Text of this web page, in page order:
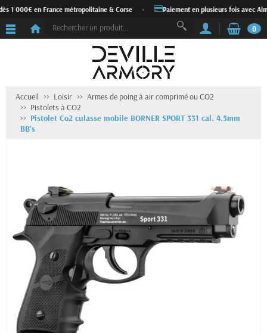
1 000€ en France métropolitaine & Corse Paiement en plusieurs fois avec
0
Accueil Loisir
Armes de poing à air comprimé ou CO2
Pistolets à CO2
Pistolet Co2 culasse mobile BORNER SPORT 331 cal. 4.5mm
BB's